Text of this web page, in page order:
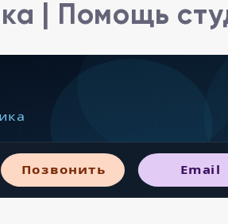
| Помощь
Позвонить Email